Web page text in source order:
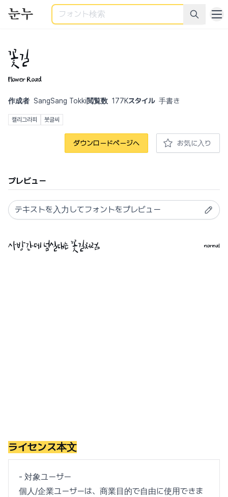
検索
꽃길
Flower Road
作成者 SangSang Tokki閲覧数 177Kスタイル 手書き
캘리그라피 붓글씨
ダウンロードページへ お気に入り
プレビュー
normal
ライセンス本文
- 対象ユーザー
個人/企業ユーザーは、商業目的で自由に使用できま